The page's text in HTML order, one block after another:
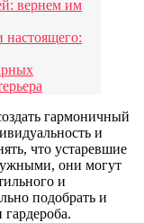
вернем им
гармоничный
и
что устаревшие
они могут
и
подобрать и